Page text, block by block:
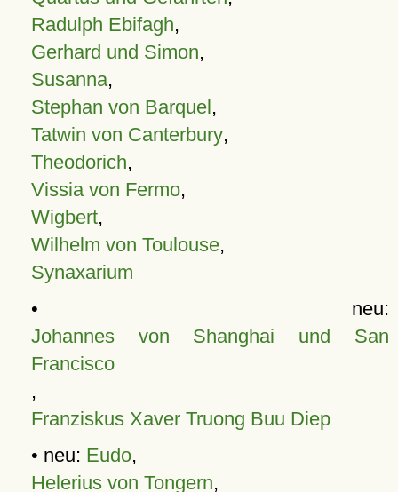
Radulph Ebifagh,
Gerhard und Simon,
Susanna,
Stephan von Barquel,
Tatwin von Canterbury,
Theodorich,
Vissia von Fermo,
Wigbert,
Wilhelm von Toulouse,
Synaxarium
• neu:
Johannes von Shanghai und San
Francisco
,
Franziskus Xaver Truong Buu Diep
• neu: Eudo,
Helerius von Tongern,